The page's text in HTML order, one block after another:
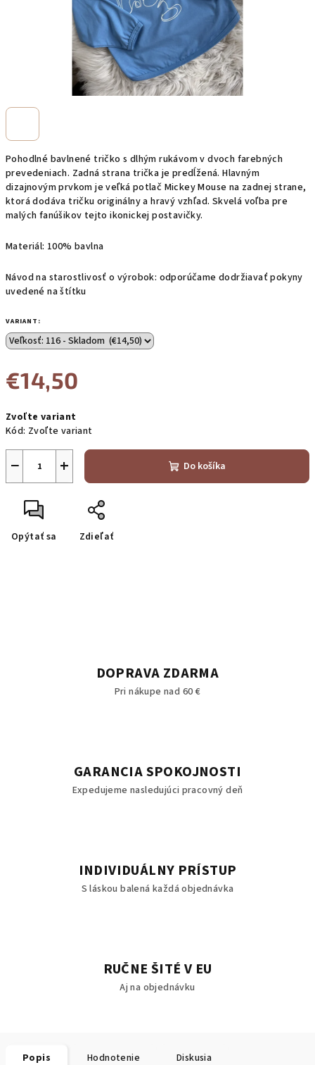
Pohodlné bavlnené tričko s dlhým rukávom v dvoch farebných
prevedeniach. Zadná strana trička je predĺžená. Hlavným
dizajnovým prvkom je veľká potlač Mickey Mouse na zadnej strane,
ktorá dodáva tričku originálny a hravý vzhľad. Skvelá voľba pre
malých fanúšikov tejto ikonickej postavičky.
Materiál: 100% bavlna
Návod na starostlivosť o výrobok: odporúčame dodržiavať pokyny
uvedené na štítku
VARIANT:
€14,50
cena:
Zvoľte variant
Kód: Zvoľte variant
+
− Do košíka
Opýtať sa Zdieľať
DOPRAVA ZDARMA
Pri nákupe nad 60 €
GARANCIA SPOKOJNOSTI
Expedujeme nasledujúci pracovný deň
INDIVIDUÁLNY PRÍSTUP
S láskou balená každá objednávka
RUČNE ŠITÉ V EU
Aj na objednávku
Popis Hodnotenie Diskusia